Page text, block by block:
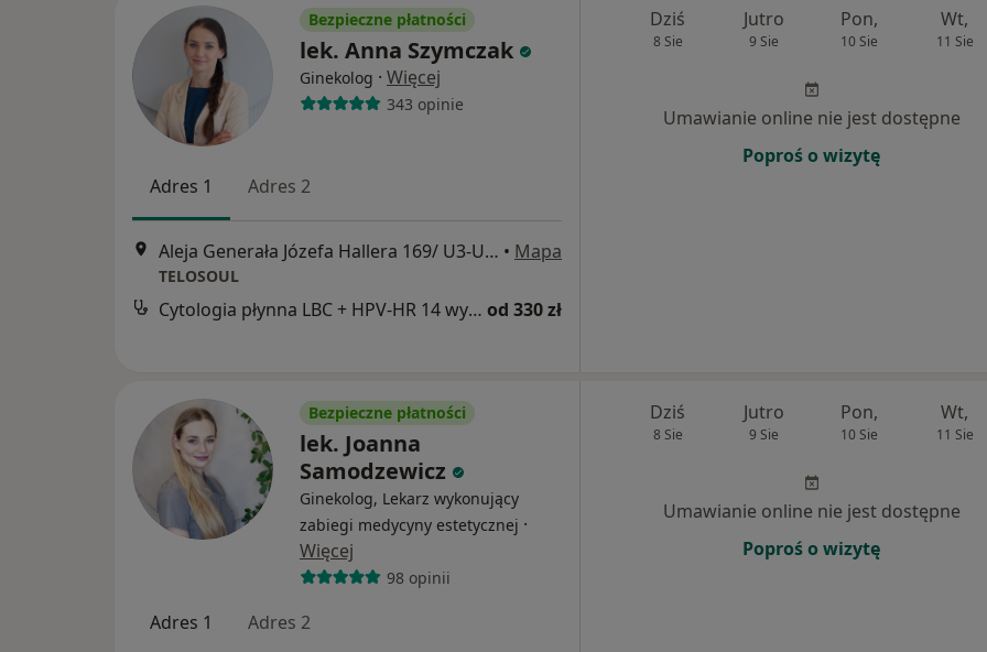
Bezpieczne płatności
lek. Anna Szymczak
Ginekolog · Więcej
343 opinie
Adres 1 Adres 2
Aleja Generała Józefa Hallera 169/ U3-U4, Gdańsk • Mapa
TELOSOUL
Cytologia płynna LBC + HPV-HR 14 wysokoonkogennych typów wirusa od 330 zł
Dziś
8 Sie
Jutro
9 Sie
Pon,
10 Sie
Wt,
11 Sie
Umawianie online nie jest dostępne
Poproś o wizytę
Bezpieczne płatności
lek. Joanna
Samodzewicz
Ginekolog, Lekarz wykonujący
zabiegi medycyny estetycznej ·
Więcej
98 opinii
Adres 1 Adres 2
Dziś
8 Sie
Jutro
9 Sie
Pon,
10 Sie
Wt,
11 Sie
Umawianie online nie jest dostępne
Poproś o wizytę